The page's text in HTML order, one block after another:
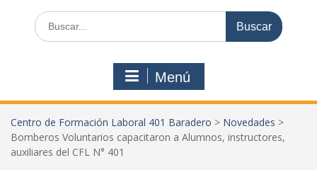
Menú
Centro de Formación Laboral 401 Baradero > Novedades >
Bomberos Voluntarios capacitaron a Alumnos, instructores,
auxiliares del CFL N° 401